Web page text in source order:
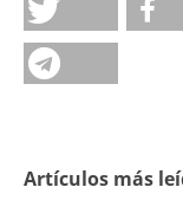
Artículos más